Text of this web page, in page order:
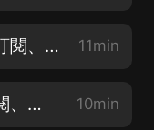
第六集 必殺局（新書上架求訂閱、關注、好評~） 11min
第七集 朋友（新書上架求訂閱、關注、好評~） 10min